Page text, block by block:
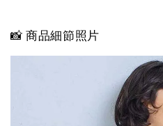
📸 商品細節照片